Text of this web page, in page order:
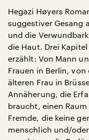
Hegazi Høyers
suggestiver Gesang
und die
die Haut. Drei
erzählt: Von Mann
Frauen in Berlin,
älteren Frau in
Annäherung, die
braucht, einen
Fremde, die keine
menschlich und/